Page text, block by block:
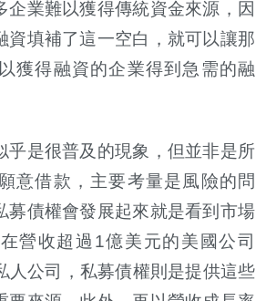
企業難以獲得傳統資金來源，因
資填補了這一空白，就可以讓那
獲得融資的企業得到急需的融
乎是很普及的現象，但並非是所
意借款，主要考量是風險的問
募債權會發展起來就是看到市場
營收超過1億美元的美國公司
人公司，私募債權則是提供這些